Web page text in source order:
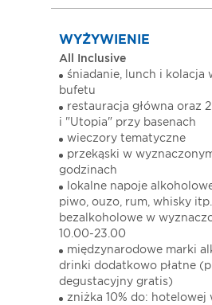
WYŻYWIENIE
All Inclusive
śniadanie, lunch i kolacja
bufetu
restauracja główna oraz
i "Utopia" przy basenach
wieczory tematyczne
przekąski w
godzinach
lokalne napoje
piwo, ouzo, rum, whisky
bezalkoholowe w
10.00-23.00
międzynarodowe marki
drinki dodatkowo płatne
degustacyjny gratis)
zniżka 10% do: hotelowej